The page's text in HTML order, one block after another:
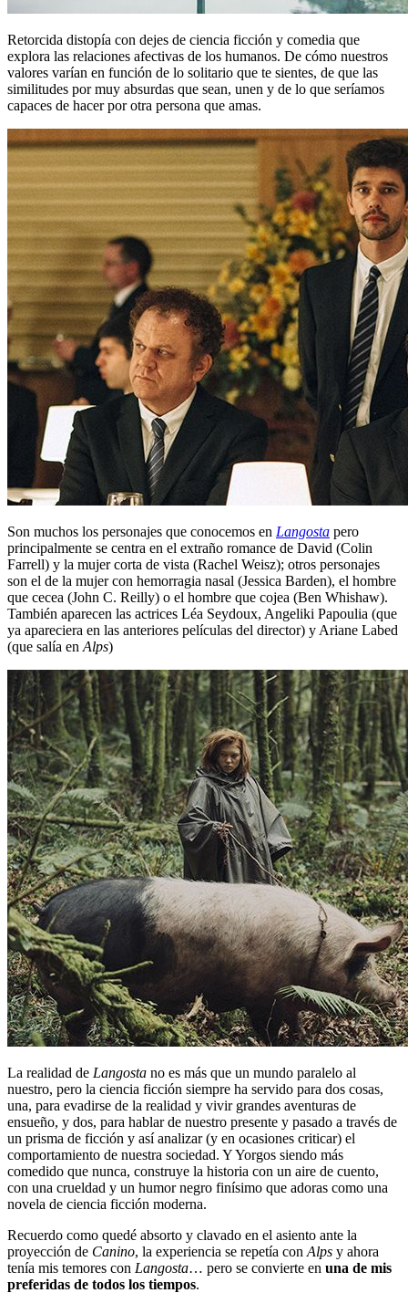
Retorcida distopía con dejes de ciencia ficción y comedia que
explora las relaciones afectivas de los humanos. De cómo nuestros
valores varían en función de lo solitario que te sientes, de que las
similitudes por muy absurdas que sean, unen y de lo que seríamos
capaces de hacer por otra persona que amas.
Son muchos los personajes que conocemos en Langosta pero
principalmente se centra en el extraño romance de David (Colin
Farrell) y la mujer corta de vista (Rachel Weisz); otros personajes
son el de la mujer con hemorragia nasal (Jessica Barden), el hombre
que cecea (John C. Reilly) o el hombre que cojea (Ben Whishaw).
También aparecen las actrices Léa Seydoux, Angeliki Papoulia (que
ya apareciera en las anteriores películas del director) y Ariane Labed
(que salía en Alps)
La realidad de Langosta no es más que un mundo paralelo al
nuestro, pero la ciencia ficción siempre ha servido para dos cosas,
una, para evadirse de la realidad y vivir grandes aventuras de
ensueño, y dos, para hablar de nuestro presente y pasado a través de
un prisma de ficción y así analizar (y en ocasiones criticar) el
comportamiento de nuestra sociedad. Y Yorgos siendo más
comedido que nunca, construye la historia con un aire de cuento,
con una crueldad y un humor negro finísimo que adoras como una
novela de ciencia ficción moderna.
Recuerdo como quedé absorto y clavado en el asiento ante la
proyección de Canino, la experiencia se repetía con Alps y ahora
tenía mis temores con Langosta… pero se convierte en una de mis
preferidas de todos los tiempos.